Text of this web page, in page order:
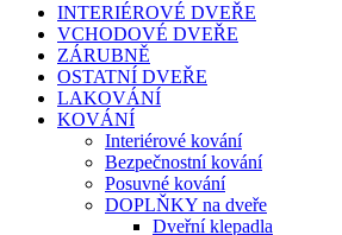
INTERIÉROVÉ DVEŘE
VCHODOVÉ DVEŘE
ZÁRUBNĚ
OSTATNÍ DVEŘE
LAKOVÁNÍ
KOVÁNÍ
Interiérové kování
Bezpečnostní kování
Posuvné kování
DOPLŇKY na dveře
Dveřní klepadla